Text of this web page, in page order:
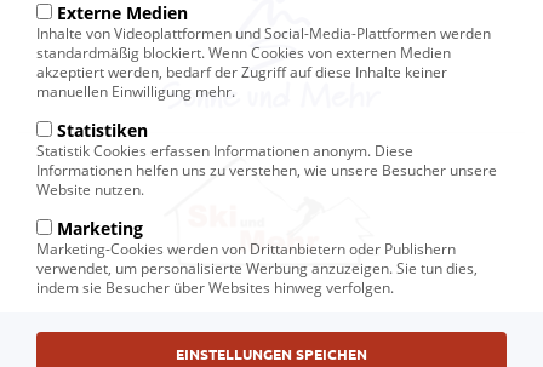
Fußbereichsmenü© Ski und Mehr, Ihr Reiseveranstalter in Kiel
Externe Medien
Inhalte von Videoplattformen und Social-Media-Plattformen werden
standardmäßig blockiert. Wenn Cookies von externen Medien
akzeptiert werden, bedarf der Zugriff auf diese Inhalte keiner
manuellen Einwilligung mehr.
Statistiken
Statistik Cookies erfassen Informationen anonym. Diese
Informationen helfen uns zu verstehen, wie unsere Besucher unsere
Website nutzen.
Marketing
Marketing-Cookies werden von Drittanbietern oder Publishern
verwendet, um personalisierte Werbung anzuzeigen. Sie tun dies,
indem sie Besucher über Websites hinweg verfolgen.
EINSTELLUNGEN SPEICHEN